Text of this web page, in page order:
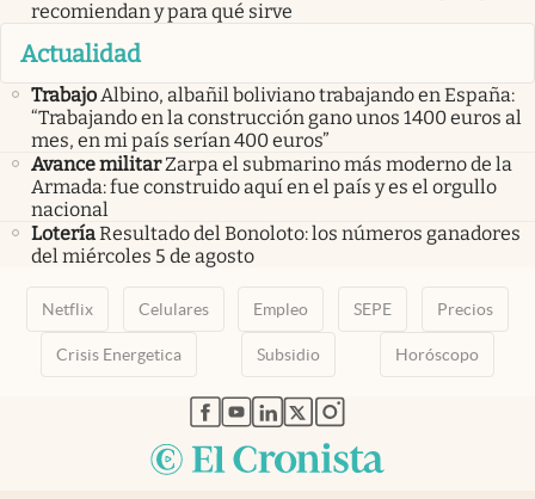
recomiendan y para qué sirve
Actualidad
TrabajoAlbino, albañil boliviano trabajando en España:
“Trabajando en la construcción gano unos 1400 euros al
mes, en mi país serían 400 euros”
Avance militarZarpa el submarino más moderno de la
Armada: fue construido aquí en el país y es el orgullo
nacional
LoteríaResultado del Bonoloto: los números ganadores
del miércoles 5 de agosto
Netflix Celulares Empleo SEPE Precios
Crisis Energetica Subsidio Horóscopo
abre en nueva pestaña
abre en nueva pestaña
abre en nueva pestaña
abre en nueva pestaña
abre en nueva pestaña